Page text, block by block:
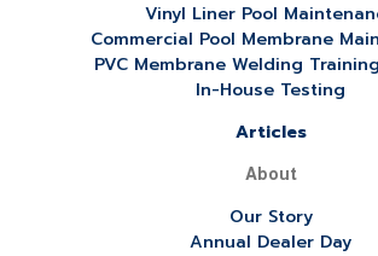
Vinyl Liner Pool
Commercial Pool Membrane
PVC Membrane Welding
In-House Testing
Articles
About
Our Story
Annual Dealer Day